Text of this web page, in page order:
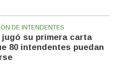
DE INTENDENTES
su primera carta
80 intendentes puedan